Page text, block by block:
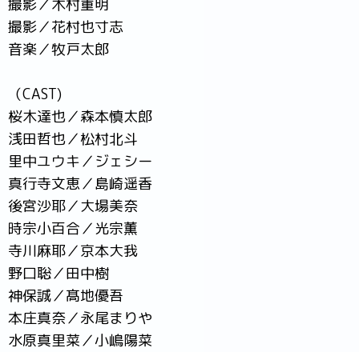
撮影／木村重明
撮影／花村也寸志
音楽／牧戸太郎
（CAST)
桜木達也／森本慎太郎
浅田哲也／松村北斗
里中ユウキ／ジェシー
真行寺文恵／島崎遥香
後宮沙耶／大場美奈
時宗小百合／光宗薫
寺川麻耶／京本大我
野口聡／田中樹
神保誠／髙地優吾
本庄真奈／永尾まりや
水原真里菜／小嶋陽菜